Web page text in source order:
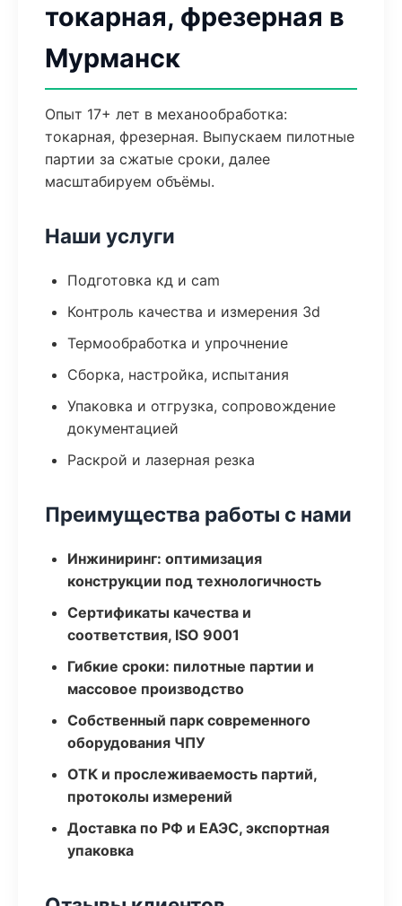
токарная, фрезерная в
Мурманск
Опыт 17+ лет в механообработка:
токарная, фрезерная. Выпускаем пилотные
партии за сжатые сроки, далее
масштабируем объёмы.
Наши услуги
Подготовка кд и cam
Контроль качества и измерения 3d
Термообработка и упрочнение
Сборка, настройка, испытания
Упаковка и отгрузка, сопровождение
документацией
Раскрой и лазерная резка
Преимущества работы с нами
Инжиниринг: оптимизация
конструкции под технологичность
Сертификаты качества и
соответствия, ISO 9001
Гибкие сроки: пилотные партии и
массовое производство
Собственный парк современного
оборудования ЧПУ
ОТК и прослеживаемость партий,
протоколы измерений
Доставка по РФ и ЕАЭС, экспортная
упаковка